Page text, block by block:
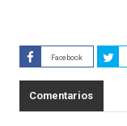
Facebook
Comentarios